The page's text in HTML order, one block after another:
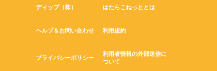
ディップ（株） はたらこねっととは
ヘルプ＆お問い合わせ 利用規約
プライバシーポリシー
利用者情報の外部送信に
ついて